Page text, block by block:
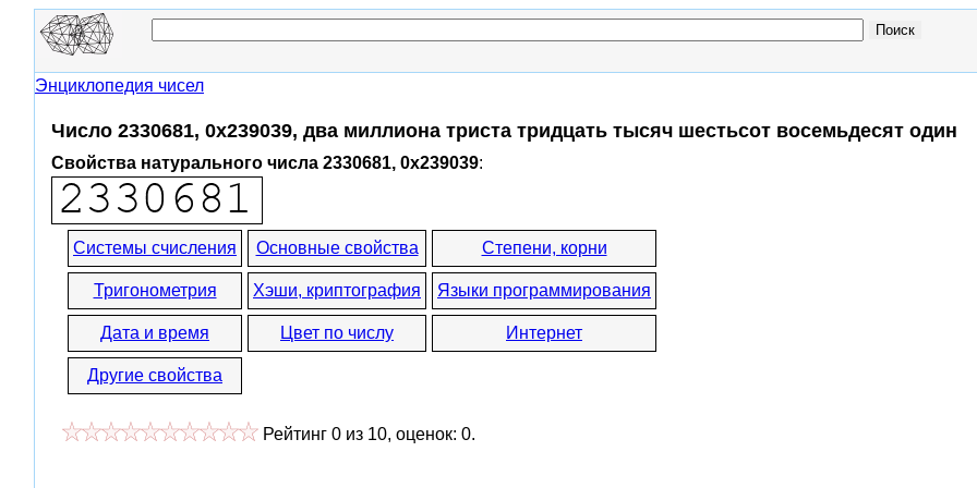
Энциклопедия чисел
Число 2330681, 0x239039, два миллиона триста тридцать тысяч шестьсот восемьдесят один
Свойства натурального числа 2330681, 0x239039:
Системы счисления Основные свойства Степени, корни
Тригонометрия Хэши, криптография Языки программирования
Дата и время Цвет по числу Интернет
Другие свойства
Рейтинг 0 из 10, оценок: 0.